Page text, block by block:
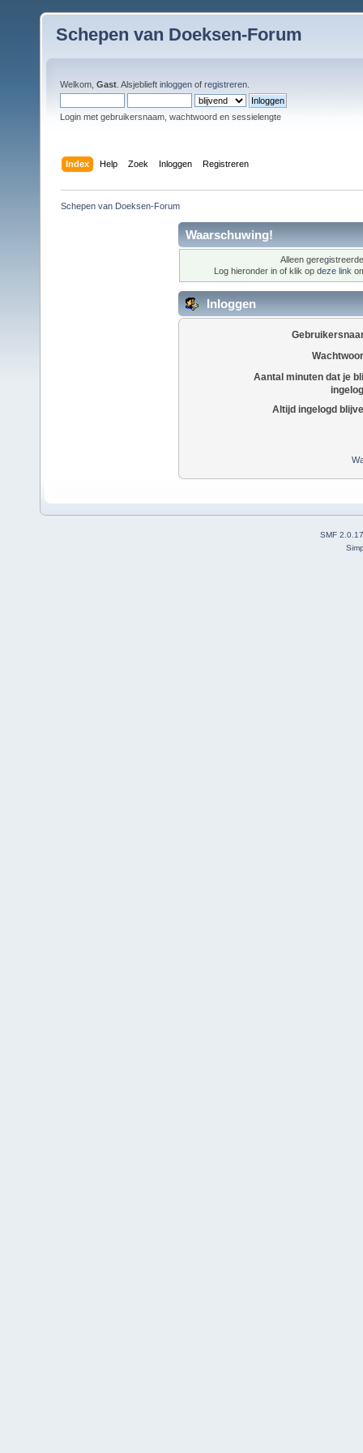
Schepen van Doeksen-Forum
Welkom, Gast . Alsjeblieft inloggen of registreren
Login met gebruikersnaam, wachtwoord en sessielengte
Index Help Zoek Inloggen Registreren
Schepen van Doeksen-Forum
Waarschuwing!
Alleen
Log hieronder in of klik op deze link
Inloggen
Aantal minuten dat je
Altijd ingelogd
SMF 2.0.17